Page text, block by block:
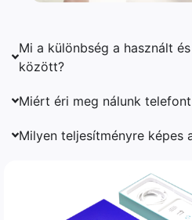
Mi a különbség a használt
között?
Miért éri meg nálunk
Milyen teljesítményre képes